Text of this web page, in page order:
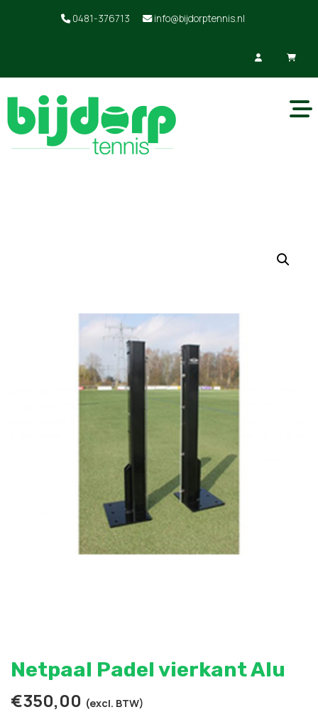
0481-376713 info@bijdorptennis.nl
Netpaal Padel vierkant Alu
€350,00 (excl. BTW)